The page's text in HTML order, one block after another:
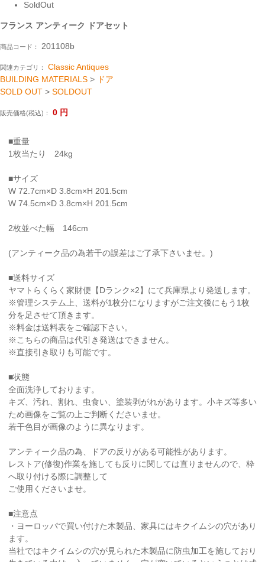
SoldOut
フランス アンティーク ドアセット
商品コード： 201108b
関連カテゴリ：
Classic Antiques
BUILDING MATERIALS > ドア
SOLD OUT > SOLDOUT
販売価格(税込)： 0 円
■重量
1枚当たり 24kg
■サイズ
W 72.7cm×D 3.8cm×H 201.5cm
W 74.5cm×D 3.8cm×H 201.5cm
2枚並べた幅 146cm
(アンティーク品の為若干の誤差はご了承下さいませ。)
■送料サイズ
ヤマトらくらく家財便【Dランク×2】にて兵庫県より発送します。
※管理システム上、送料が1枚分になりますがご注文後にもう1枚
分を足させて頂きます。
※料金は送料表をご確認下さい。
※こちらの商品は代引き発送はできません。
※直接引き取りも可能です。
■状態
全面洗浄しております。
キズ、汚れ、割れ、虫食い、塗装剥がれがあります。小キズ等多い
ため画像をご覧の上ご判断くださいませ。
若干色目が画像のように異なります。
アンティーク品の為、ドアの反りがある可能性があります。
レストア(修復)作業を施しても反りに関しては直りませんので、枠
へ取り付ける際に調整して
ご使用くださいませ。
■注意点
・ヨーロッパで買い付けた木製品、家具にはキクイムシの穴があり
ます。
当社ではキクイムシの穴が見られた木製品に防虫加工を施しており